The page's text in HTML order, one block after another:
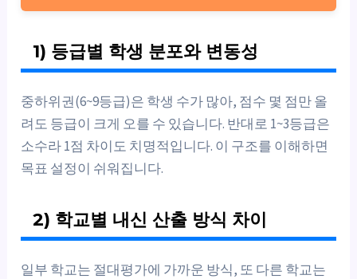
1) 등급별 학생 분포와 변동성
중하위권(6~9등급)은 학생 수가 많아, 점수 몇 점만 올
려도 등급이 크게 오를 수 있습니다. 반대로 1~3등급은
소수라 1점 차이도 치명적입니다. 이 구조를 이해하면
목표 설정이 쉬워집니다.
2) 학교별 내신 산출 방식 차이
일부 학교는 절대평가에 가까운 방식, 또 다른 학교는